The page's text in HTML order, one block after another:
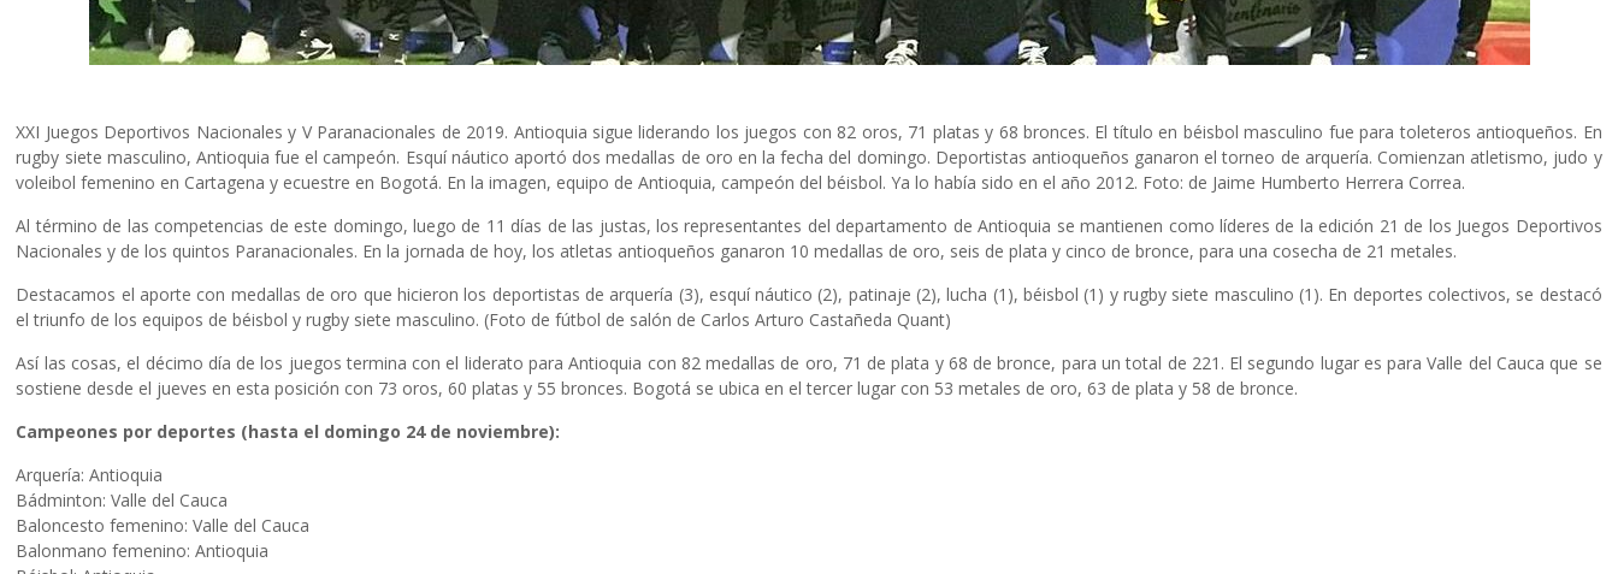
XXI Juegos Deportivos Nacionales y V Paranacionales de 2019. Antioquia sigue liderando los juegos con 82 oros, 71 platas y 68 bronces. El título en béisbol masculino fue para toleteros antioqueños. En
rugby siete masculino, Antioquia fue el campeón. Esquí náutico aportó dos medallas de oro en la fecha del domingo. Deportistas antioqueños ganaron el torneo de arquería. Comienzan atletismo, judo y
voleibol femenino en Cartagena y ecuestre en Bogotá. En la imagen, equipo de Antioquia, campeón del béisbol. Ya lo había sido en el año 2012. Foto: de Jaime Humberto Herrera Correa.
Al término de las competencias de este domingo, luego de 11 días de las justas, los representantes del departamento de Antioquia se mantienen como líderes de la edición 21 de los Juegos Deportivos
Nacionales y de los quintos Paranacionales. En la jornada de hoy, los atletas antioqueños ganaron 10 medallas de oro, seis de plata y cinco de bronce, para una cosecha de 21 metales.
Destacamos el aporte con medallas de oro que hicieron los deportistas de arquería (3), esquí náutico (2), patinaje (2), lucha (1), béisbol (1) y rugby siete masculino (1). En deportes colectivos, se destacó
el triunfo de los equipos de béisbol y rugby siete masculino. (Foto de fútbol de salón de Carlos Arturo Castañeda Quant)
Así las cosas, el décimo día de los juegos termina con el liderato para Antioquia con 82 medallas de oro, 71 de plata y 68 de bronce, para un total de 221. El segundo lugar es para Valle del Cauca que se
sostiene desde el jueves en esta posición con 73 oros, 60 platas y 55 bronces. Bogotá se ubica en el tercer lugar con 53 metales de oro, 63 de plata y 58 de bronce.
Campeones por deportes (hasta el domingo 24 de noviembre):
Arquería: Antioquia
Bádminton: Valle del Cauca
Baloncesto femenino: Valle del Cauca
Balonmano femenino: Antioquia